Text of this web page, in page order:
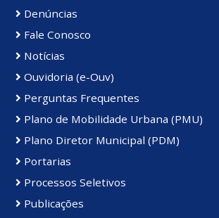
Denúncias
Fale Conosco
Notícias
Ouvidoria (e-Ouv)
Perguntas Frequentes
Plano de Mobilidade Urbana (PMU)
Plano Diretor Municipal (PDM)
Portarias
Processos Seletivos
Publicações